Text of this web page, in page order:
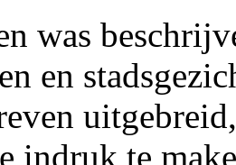
was
en
indruk te